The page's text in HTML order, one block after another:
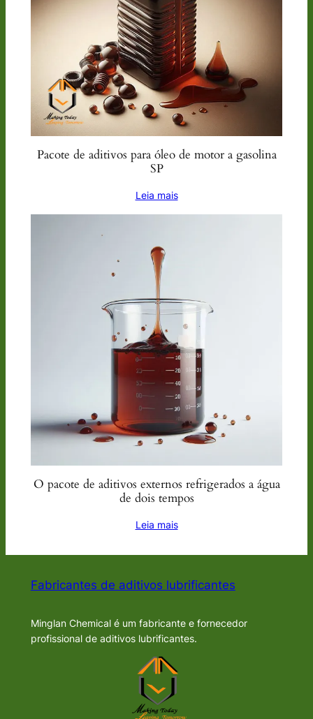
Pacote de aditivos para óleo de motor a gasolina
SP
Leia mais
O pacote de aditivos externos refrigerados a água
de dois tempos
Leia mais
Fabricantes de aditivos lubrificantes
Minglan Chemical é um fabricante e fornecedor
profissional de aditivos lubrificantes.